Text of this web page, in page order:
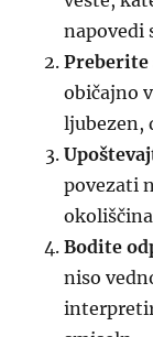
napovedi
Preberite
običajno
ljubezen,
povezati
Bodite
niso